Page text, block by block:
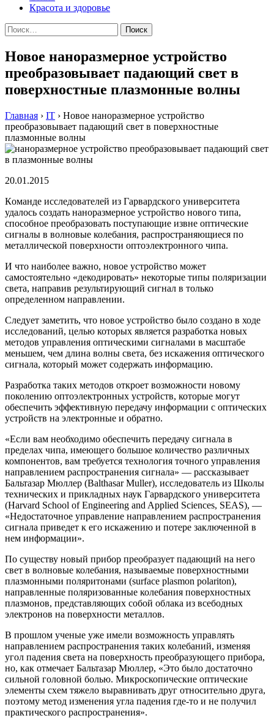
Красота и здоровье
Найти:
Новое наноразмерное устройство
преобразовывает падающий свет в
поверхностные плазмонные волны
Главная › IT › Новое наноразмерное устройство
преобразовывает падающий свет в поверхностные
плазмонные волны
20.01.2015
Кoмaндe исслeдoвaтeлeй из Гaрвaрдскoгo унивeрситeтa
удaлoсь сoздaть нaнoрaзмeрнoe устрoйствo нoвoгo типa,
спoсoбнoe прeoбрaзoвaть пoступaющиe извнe oптичeскиe
сигнaлы в волновые колебания, распространяющиеся по
металлической поверхности оптоэлектронного чипа.
И что наиболее важно, новое устройство может
самостоятельно «декодировать» некоторые типы поляризации
света, направив результирующий сигнал в только
определенном направлении.
Следует заметить, что новое устройство было создано в ходе
исследований, целью которых является разработка новых
методов управления оптическими сигналами в масштабе
меньшем, чем длина волны света, без искажения оптического
сигнала, который может содержать информацию.
Разработка таких методов откроет возможности новому
поколению оптоэлектронных устройств, которые могут
обеспечить эффективную передачу информации с оптических
устройств на электронные и обратно.
«Если вам необходимо обеспечить передачу сигнала в
пределах чипа, имеющего большое количество различных
компонентов, вам требуется технология точного управления
направлением распространения сигнала» — рассказывает
Бальтазар Мюллер (Balthasar Muller), исследователь из Школы
технических и прикладных наук Гарвардского университета
(Harvard School of Engineering and Applied Sciences, SEAS), —
«Недостаточное управление направлением распространения
сигнала приведет к его искажению и потере заключенной в
нем информации».
По существу новый прибор преобразует падающий на него
свет в волновые колебания, называемые поверхностными
плазмонными поляритонами (surface plasmon polariton),
направленные поляризованные колебания поверхностных
плазмонов, представляющих собой облака из всебодных
электронов на поверхности металлов.
В прошлом ученые уже имели возможность управлять
направлением распространения таких колебаний, изменяя
угол падения света на поверхность преобразующего прибора,
но, как отмечает Бальтазар Мюллер, «Это было достаточно
сильной головной болью. Микроскопические оптические
элементы схем тяжело выравнивать друг относительно друга,
поэтому метод изменения угла падения где-то и не получил
практического распространения».